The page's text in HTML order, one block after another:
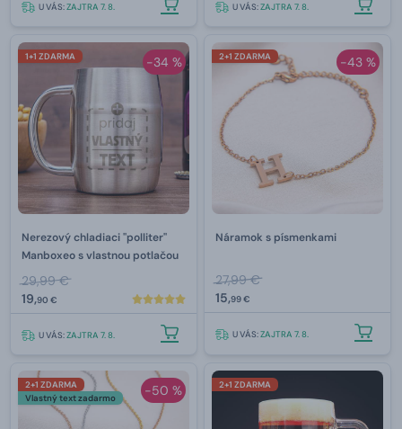
U VÁS:ZAJTRA 7. 8. U VÁS:ZAJTRA 7. 8.
-34 %
1+1 ZDARMA
Nerezový chladiaci "polliter"
Manboxeo s vlastnou potlačou
29,99 €
19,90 €
U VÁS:ZAJTRA 7. 8.
-43 %
2+1 ZDARMA
Náramok s písmenkami
27,99 €
15,99 €
U VÁS:ZAJTRA 7. 8.
-50 %
2+1 ZDARMA
Vlastný text zadarmo
2+1 ZDARMA